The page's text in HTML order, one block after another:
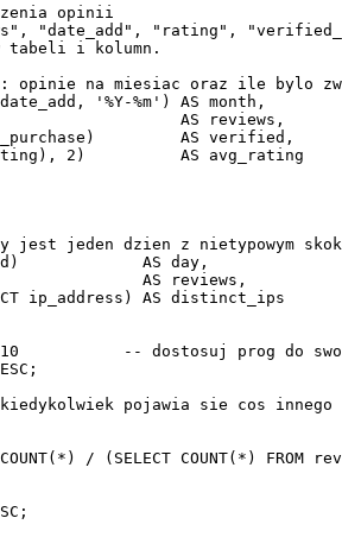
opinii
"date_add", "rating",
tabeli i kolumn.
opinie na miesiac oraz ile bylo
'%Y-%m') AS month,
AS reviews,
AS verified,
2)          AS avg_rating
jest jeden dzien z nietypowym
AS day,
AS reviews,
ip_address) AS distinct_ips
10           -- dostosuj prog do
pojawia sie cos innego
/ (SELECT COUNT(*) FROM